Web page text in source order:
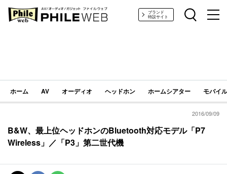
PHILE WEB｜AV/オーディオ/ガジェットブランド
特設サイト
ホーム AV オーディオ ヘッドホン ホームシアター モバイ
2016/09/09
B&W、最上位ヘッドホンのBluetooth対応モデル「P7
Wireless」／「P3」第二世代機